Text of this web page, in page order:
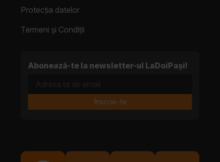
Protecția datelor
Termeni și Condiții
Abonează-te la newsletter-ul LaDoiPași!
Înscrie-te